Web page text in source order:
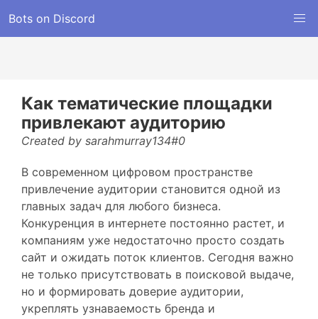
Bots on Discord
Как тематические площадки
привлекают аудиторию
Created by sarahmurray134#0
В современном цифровом пространстве
привлечение аудитории становится одной из
главных задач для любого бизнеса.
Конкуренция в интернете постоянно растет, и
компаниям уже недостаточно просто создать
сайт и ожидать поток клиентов. Сегодня важно
не только присутствовать в поисковой выдаче,
но и формировать доверие аудитории,
укреплять узнаваемость бренда и